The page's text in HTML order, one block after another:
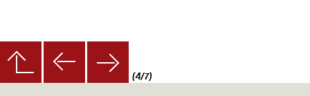
(4/7)